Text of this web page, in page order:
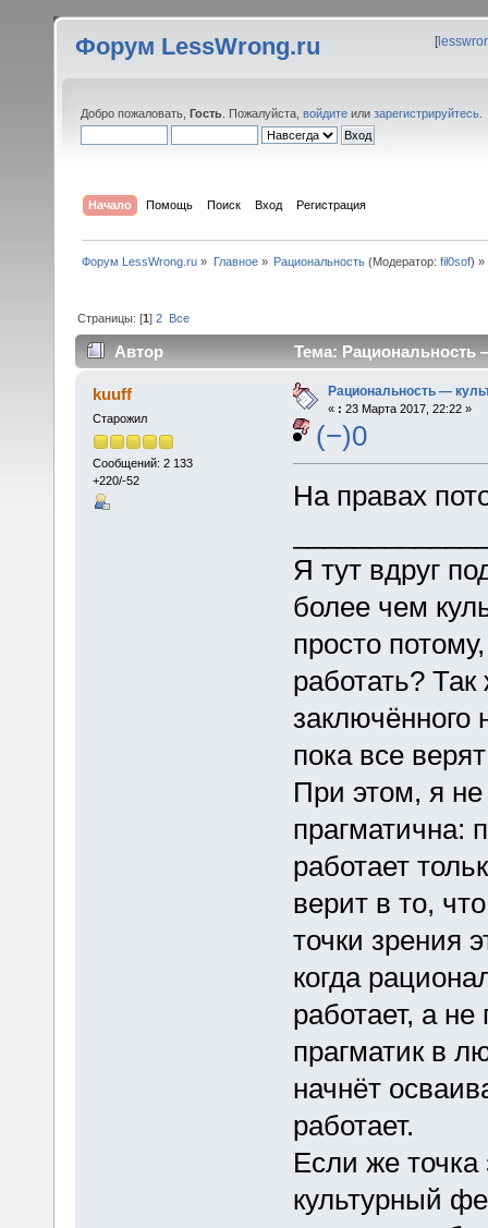
Форум LessWrong.ru [
Добро пожаловать, Гость . Пожалуйста, войдите или зарегистрируйтесь
Начало Помощь Поиск Вход Регистрация
Форум LessWrong.ru » Главное» Рациональность(Модератор: fil0sof) »
Страницы: [1]2 Все
Автор Тема: Рациональность
kuuff
Старожил
Сообщений: 2 133
+220/-52
Рациональность —
« : 23 Марта 2017, 22:22 »
(−)0
На правах
Я тут вдруг
более чем
просто
работать?
заключённого
пока все
При этом, я не
прагматична:
работает
верит в то,
точки зрения
когда
работает, а не
прагматик в
начнёт
работает.
Если же точка
культурный